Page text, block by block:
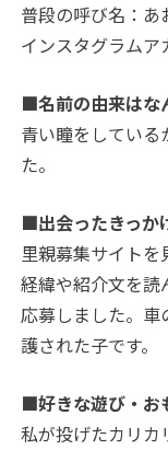
普段の呼び名：あ
インスタグラムア
■名前の由来はな
青い瞳をしている
た。
■出会ったきっか
里親募集サイト
経緯や紹介文を読
応募しました。車
護された子です。
■好きな遊び・お
私が投げたカリ